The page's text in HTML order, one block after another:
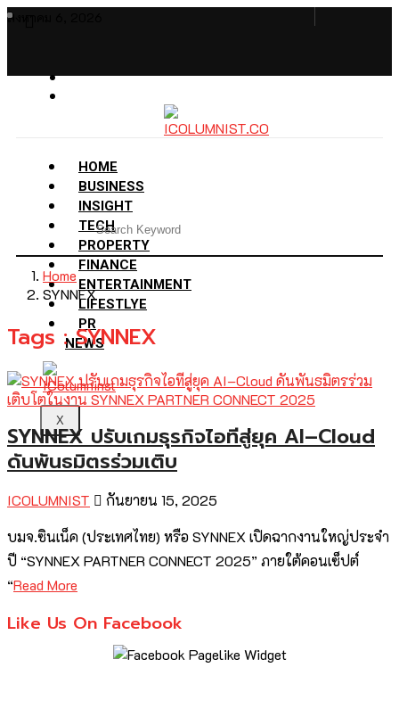
สิงหาคม 6, 2026
HOME
BUSINESS
INSIGHT
TECH
PROPERTY
FINANCE
ENTERTAINMENT
LIFESTLYE
PR
NEWS
X
Home
SYNNEX
Tags : SYNNEX
SYNNEX ปรับเกมธุรกิจไอทีสู่ยุค AI–Cloud
ดันพันธมิตรร่วมเติบ
ICOLUMNIST
กันยายน 15, 2025
บมจ.ซินเน็ค (ประเทศไทย) หรือ SYNNEX เปิดฉากงานใหญ่ประจำ
ปี “SYNNEX PARTNER CONNECT 2025” ภายใต้คอนเซ็ปต์
“Read More
Like Us On Facebook